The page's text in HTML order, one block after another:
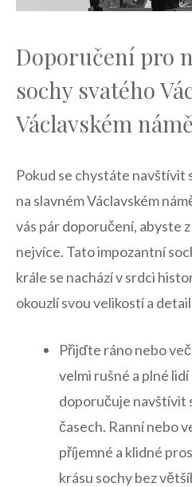
Doporučení pro‌
⁢sochy svatého
Václavském
Pokud se chystáte navštívit
na⁣ slavném Václavském
vás pár doporučení, abyste
nejvíce. Tato impozantní
krále se nachází v srdci
okouzlí svou velikostí a⁤
Přijďte ráno nebo
velmi rušné a‌ plné
doporučuje navštívit
časech. Ranní nebo
příjemné a klidné
krásu sochy bez